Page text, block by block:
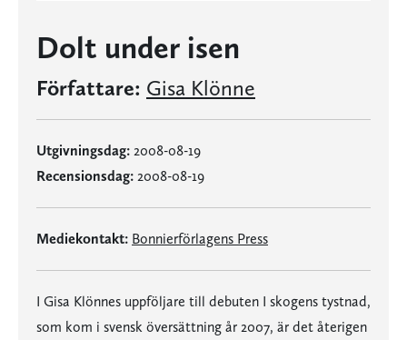
Dolt under isen
Författare: Gisa Klönne
Utgivningsdag: 2008-08-19
Recensionsdag: 2008-08-19
Mediekontakt: Bonnierförlagens Press
I Gisa Klönnes uppföljare till debuten I skogens tystnad,
som kom i svensk översättning år 2007, är det återigen